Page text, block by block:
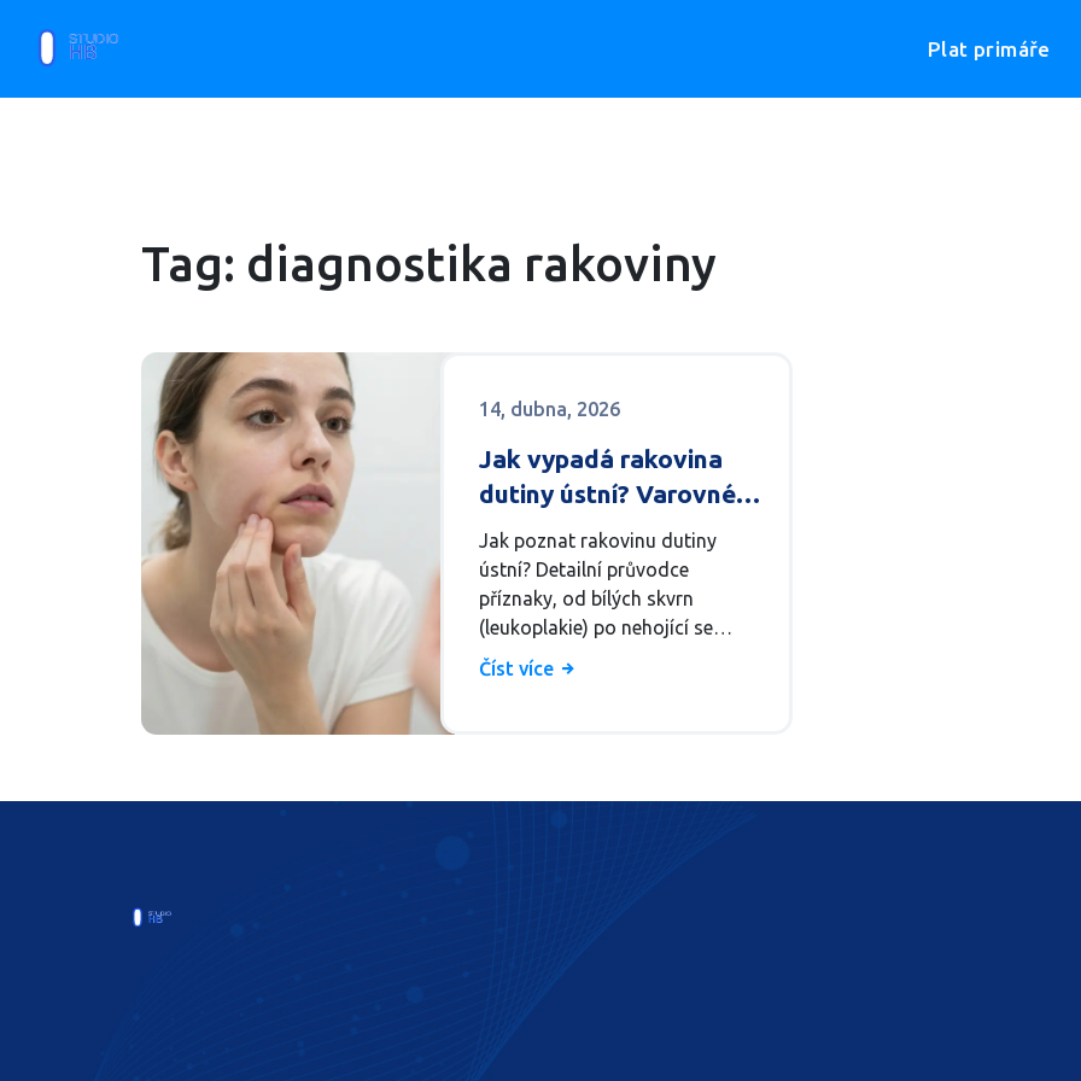
Plat primáře
Tag: diagnostika rakoviny
14, dubna, 2026
Jak vypadá rakovina
dutiny ústní? Varovné
signály a diagnostika
Jak poznat rakovinu dutiny
ústní? Detailní průvodce
příznaky, od bílých skvrn
(leukoplakie) po nehojící se
ranky. Naučte se včas rozpoznat
Číst více